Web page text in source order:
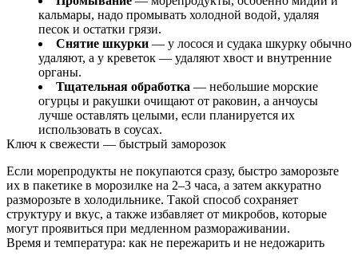
кальмары, надо промывать холодной водой, удаляя
песок и остатки грязи.
Снятие шкурки — у лосося и судака шкурку обычно
удаляют, а у креветок — удаляют хвост и внутренние
органы.
Тщательная обработка — небольшие морские
огурцы и ракушки очищают от раковин, а анчоусы
лучше оставлять целыми, если планируется их
использовать в соусах.
Ключ к свежести — быстрый заморозок
Если морепродукты не покупаются сразу, быстро заморозьте
их в пакетике в морозилке на 2–3 часа, а затем аккуратно
разморозьте в холодильнике. Такой способ сохраняет
структуру и вкус, а также избавляет от микробов, которые
могут проявиться при медленном размораживании.
Время и температура: как не пережарить и не недожарить